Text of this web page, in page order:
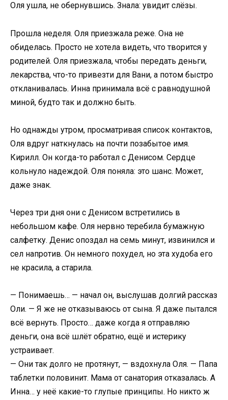
Оля ушла, не обернувшись. Знала: увидит слёзы.
Прошла неделя. Оля приезжала реже. Она не
обиделась. Просто не хотела видеть, что творится у
родителей. Оля приезжала, чтобы передать деньги,
лекарства, что-то привезти для Вани, а потом быстро
откланивалась. Инна принимала всё с равнодушной
миной, будто так и должно быть.
Но однажды утром, просматривая список контактов,
Оля вдруг наткнулась на почти позабытое имя.
Кирилл. Он когда-то работал с Денисом. Сердце
кольнуло надеждой. Оля поняла: это шанс. Может,
даже знак.
Через три дня они с Денисом встретились в
небольшом кафе. Оля нервно теребила бумажную
салфетку. Денис опоздал на семь минут, извинился и
сел напротив. Он немного похудел, но эта худоба его
не красила, а старила.
— Понимаешь… — начал он, выслушав долгий рассказ
Оли. — Я же не отказываюсь от сына. Я даже пытался
всё вернуть. Просто… даже когда я отправляю
деньги, она всё шлёт обратно, ещё и истерику
устраивает.
— Они так долго не протянут, — вздохнула Оля. — Папа
таблетки половинит. Мама от санатория отказалась. А
Инна… у неё какие-то глупые принципы. Но никто ж